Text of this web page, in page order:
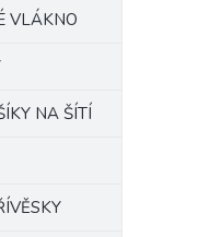
VLÁKNO
NA ŠÍTÍ